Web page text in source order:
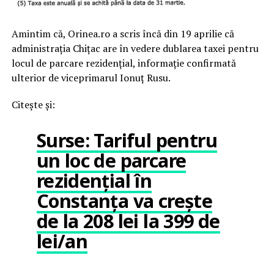
Amintim că, Orinea.ro a scris încă din 19 aprilie că
administrația Chițac are în vedere dublarea taxei pentru
locul de parcare rezidențial, informație confirmată
ulterior de viceprimarul Ionuț Rusu.
Citește și:
Surse: Tariful pentru
un loc de parcare
rezidențial în
Constanța va crește
de la 208 lei la 399 de
lei/an